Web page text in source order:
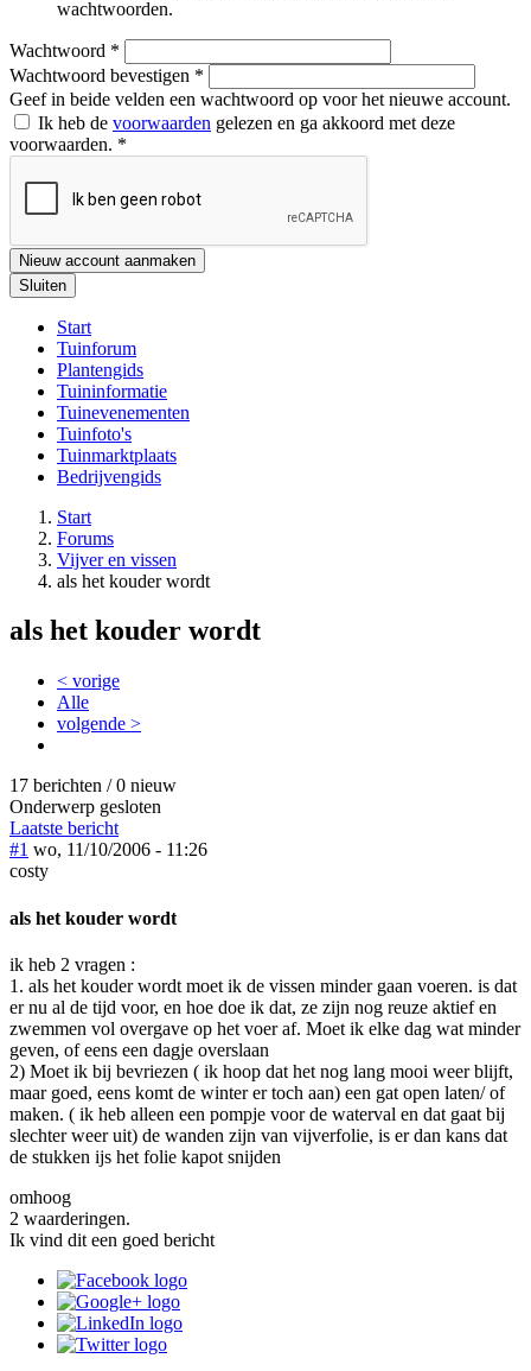
wachtwoorden.
Wachtwoord *
Wachtwoord bevestigen *
Geef in beide velden een wachtwoord op voor het nieuwe account.
Ik heb de voorwaarden gelezen en ga akkoord met deze
voorwaarden. *
Nieuw account aanmaken
Sluiten
Start
Tuinforum
Plantengids
Tuininformatie
Tuinevenementen
Tuinfoto's
Tuinmarktplaats
Bedrijvengids
Start
Forums
Vijver en vissen
als het kouder wordt
als het kouder wordt
< vorige
Alle
volgende >
17 berichten / 0 nieuw
Onderwerp gesloten
Laatste bericht
#1 wo, 11/10/2006 - 11:26
costy
als het kouder wordt
ik heb 2 vragen :
1. als het kouder wordt moet ik de vissen minder gaan voeren. is dat
er nu al de tijd voor, en hoe doe ik dat, ze zijn nog reuze aktief en
zwemmen vol overgave op het voer af. Moet ik elke dag wat minder
geven, of eens een dagje overslaan
2) Moet ik bij bevriezen ( ik hoop dat het nog lang mooi weer blijft,
maar goed, eens komt de winter er toch aan) een gat open laten/ of
maken. ( ik heb alleen een pompje voor de waterval en dat gaat bij
slechter weer uit) de wanden zijn van vijverfolie, is er dan kans dat
de stukken ijs het folie kapot snijden
omhoog
2 waarderingen.
Ik vind dit een goed bericht